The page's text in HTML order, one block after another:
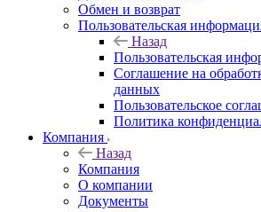
Обмен и возврат
Пользовательская
Назад
Пользовательская
Соглашение на
данных
Пользовательское
Политика
Компания
Назад
Компания
О компании
Документы